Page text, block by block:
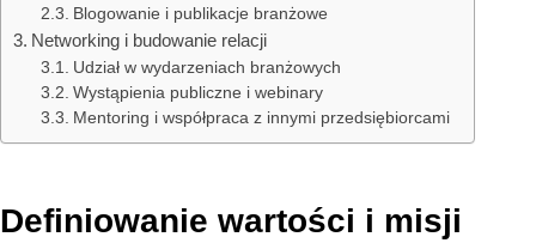
Blogowanie i publikacje branżowe
Networking i budowanie relacji
Udział w wydarzeniach branżowych
Wystąpienia publiczne i webinary
Mentoring i współpraca z innymi przedsiębiorcami
Definiowanie wartości i misji